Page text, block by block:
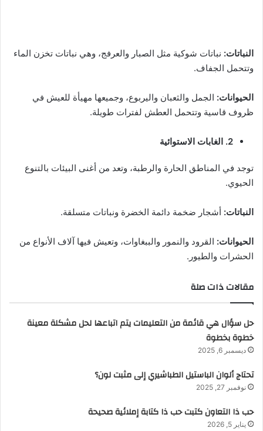
النباتات: نباتات شوكية مثل الصبار والعرفج، وهي نباتات تخزن الماء
وتتحمل الجفاف.
الحيوانات: الجمل والثعبان واليربوع، وجميعها مهيأة للعيش في
ظروف قاسية وتتحمل العطش لفترات طويلة.
2. الغابات الاستوائية
توجد في المناطق الحارة والرطبة، وتعد من أغنى البيئات بالتنوع
الحيوي.
النباتات: أشجار ضخمة دائمة الخضرة ونباتات متسلقة.
الحيوانات: القرود والنمور والببغاوات، وتعيش فيها آلاف الأنواع من
الحشرات والطيور.
مقالات ذات صلة
حل سؤال هي قائمة من التعليمات يتم اتباعها لحل مشكلة معينة
خطوة بخطوة
ديسمبر 6, 2025
تحتاج ألوان الباستيل الطباشيري إلى مثبت لون؟
نوفمبر 27, 2025
حب ذا التعاون كتبت حب ذا كتابة إملائية صحيحة
يناير 5, 2026